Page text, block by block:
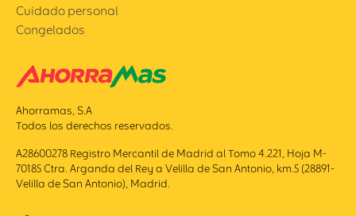
Cuidado personal
Congelados
Ahorramas, S.A
Todos los derechos reservados.
A28600278 Registro Mercantil de Madrid al Tomo 4.221, Hoja M-
70185 Ctra. Arganda del Rey a Velilla de San Antonio, km.5 (28891-
Velilla de San Antonio), Madrid.